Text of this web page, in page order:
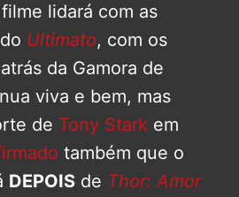
lidará com as
Ultimato, com os
da Gamora de
viva e bem, mas
de Tony Stark em
também que o
DEPOIS de Thor: Amor